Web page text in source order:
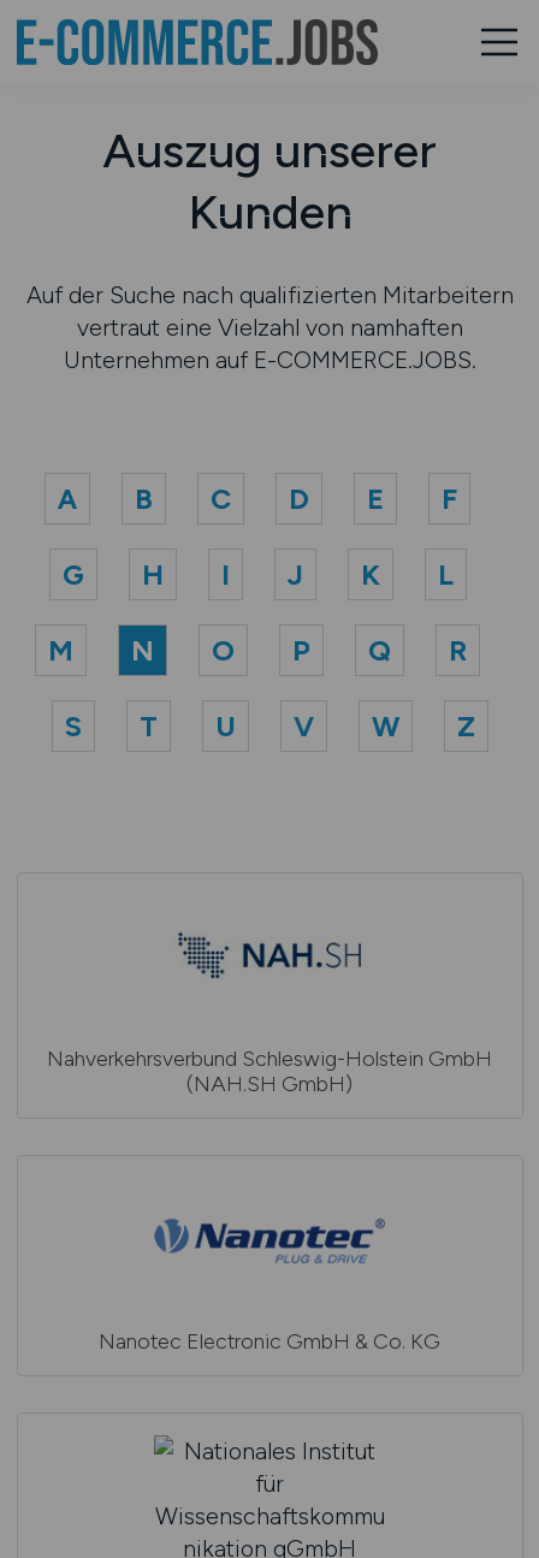
Auszug unserer
Kunden
Auf der Suche nach qualifizierten Mitarbeitern
vertraut eine Vielzahl von namhaften
Unternehmen auf E-COMMERCE.JOBS.
A B C D E F
G H I J K L
M N O P Q R
S T U V W Z
Nahverkehrsverbund Schleswig-Holstein GmbH
(NAH.SH GmbH)
Nanotec Electronic GmbH & Co. KG